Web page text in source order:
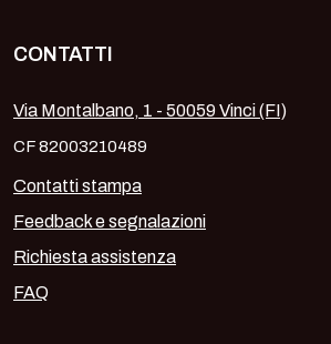
CONTATTI
Via Montalbano, 1 - 50059 Vinci (FI)
CF 82003210489
Contatti stampa
Feedback e segnalazioni
Richiesta assistenza
FAQ